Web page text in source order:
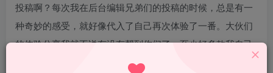
投稿啊？每次我在后台编辑兄弟们的投稿的时候，总是有一
种奇妙的感受，就好像代入了自己再次体验了一番。大伙们
的体验分享我就不说有没有帮到你们了，至少好多款我自己
没试过的，是给了我一个参考的，也方便我去平时给来咨询